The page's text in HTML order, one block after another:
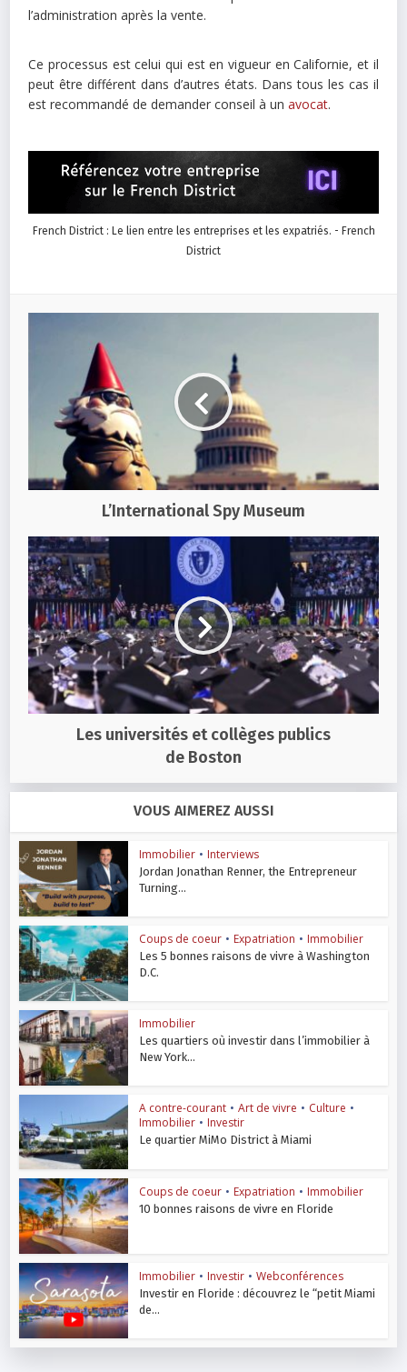
l’administration après la vente.
Ce processus est celui qui est en vigueur en Californie, et il
peut être différent dans d’autres états. Dans tous les cas il
est recommandé de demander conseil à unavocat.
French District : Le lien entre les entreprises et les expatriés. - French
District
L’International Spy Museum
Les universités et collèges publics
de Boston
VOUS AIMEREZ AUSSI
Immobilier • Interviews
Jordan Jonathan Renner, the Entrepreneur
Turning...
Coups de coeur • Expatriation • Immobilier
Les 5 bonnes raisons de vivre à Washington
D.C.
Immobilier
Les quartiers où investir dans l’immobilier à
New York...
A contre-courant • Art de vivre • Culture •
Immobilier • Investir
Le quartier MiMo District à Miami
Coups de coeur • Expatriation • Immobilier
10 bonnes raisons de vivre en Floride
Immobilier • Investir • Webconférences
Investir en Floride : découvrez le “petit Miami
de...